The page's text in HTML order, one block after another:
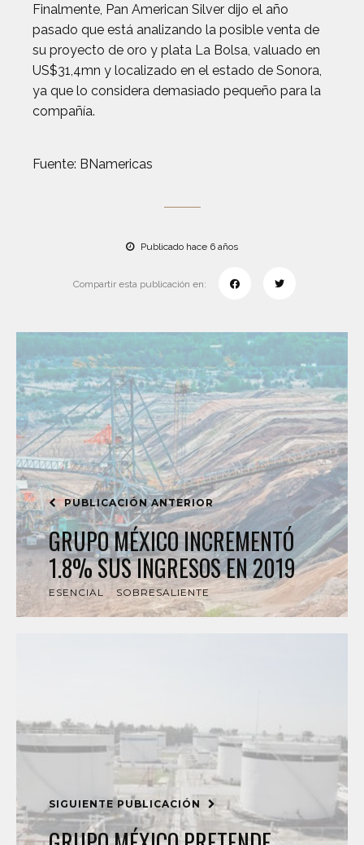
Finalmente, Pan American Silver dijo el año
pasado que está analizando la posible venta de
su proyecto de oro y plata La Bolsa, valuado en
US$31,4mn y localizado en el estado de Sonora,
ya que lo considera demasiado pequeño para la
compañía.
Fuente: BNamericas
Publicado hace 6 años
Compartir esta publicación en:
PUBLICACIÓN ANTERIOR
GRUPO MÉXICO INCREMENTÓ
1.8% SUS INGRESOS EN 2019
ESENCIAL SOBRESALIENTE
SIGUIENTE PUBLICACIÓN